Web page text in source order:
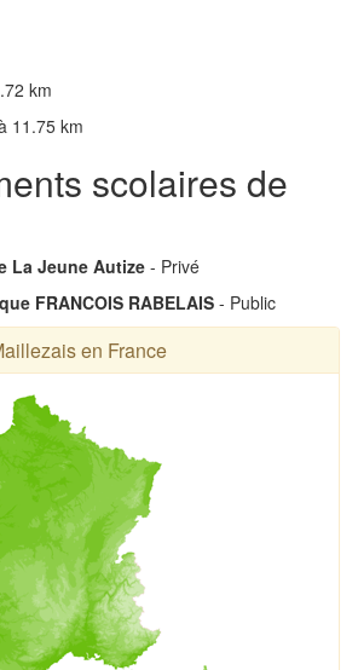
km
11.75 km
scolaires de
La Jeune Autize - Privé
FRANCOIS RABELAIS - Public
en France